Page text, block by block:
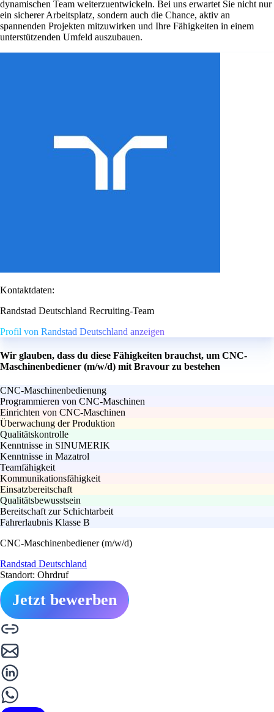
dynamischen Team weiterzuentwickeln. Bei uns erwartet Sie nicht nur
ein sicherer Arbeitsplatz, sondern auch die Chance, aktiv an
spannenden Projekten mitzuwirken und Ihre Fähigkeiten in einem
unterstützenden Umfeld auszubauen.
Kontaktdaten:
Randstad Deutschland Recruiting-Team
Profil von Randstad Deutschland anzeigen
Wir glauben, dass du diese Fähigkeiten brauchst, um CNC-
Maschinenbediener (m/w/d) mit Bravour zu bestehen
CNC-Maschinenbedienung
Programmieren von CNC-Maschinen
Einrichten von CNC-Maschinen
Überwachung der Produktion
Qualitätskontrolle
Kenntnisse in SINUMERIK
Kenntnisse in Mazatrol
Teamfähigkeit
Kommunikationsfähigkeit
Einsatzbereitschaft
Qualitätsbewusstsein
Bereitschaft zur Schichtarbeit
Fahrerlaubnis Klasse B
CNC-Maschinenbediener (m/w/d)
Randstad Deutschland
Standort: Ohrdruf
Jetzt bewerben